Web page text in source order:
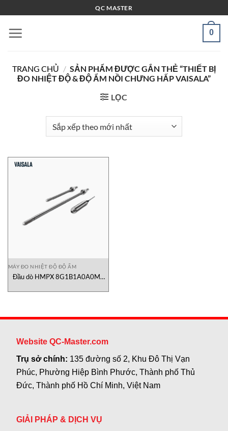
qua
nội
QC MASTER
0
TRANG CHỦ / SẢN PHẨM ĐƯỢC GẮN THẺ “THIẾT BỊ
ĐO NHIỆT ĐỘ & ĐỘ ẨM NỒI CHƯNG HẤP VAISALA”
LỌC
MÁY ĐO NHIỆT ĐỘ ĐỘ ẨM
Đầu dò HMPX 8G1B1A0A0M0
Website QC-Master.com
Trụ sở chính: 135 đường số 2, Khu Đô Thị Vạn
Phúc, Phường Hiệp Bình Phước, Thành phố Thủ
Đức, Thành phố Hồ Chí Minh, Việt Nam
GIẢI PHÁP & DỊCH VỤ